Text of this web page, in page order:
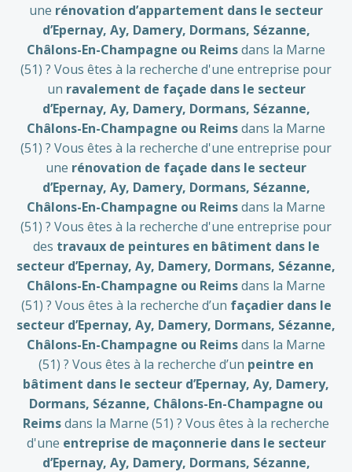
une rénovation d’appartement dans le secteur
d’Epernay, Ay, Damery, Dormans, Sézanne,
Châlons-En-Champagne ou Reimsdans la Marne
(51) ? Vous êtes à la recherche d'une entreprise pour
un ravalement de façade dans le secteur
d’Epernay, Ay, Damery, Dormans, Sézanne,
Châlons-En-Champagne ou Reimsdans la Marne
(51) ? Vous êtes à la recherche d'une entreprise pour
une rénovation de façade dans le secteur
d’Epernay, Ay, Damery, Dormans, Sézanne,
Châlons-En-Champagne ou Reimsdans la Marne
(51) ? Vous êtes à la recherche d'une entreprise pour
des travaux de peintures en bâtiment dans le
secteur d’Epernay, Ay, Damery, Dormans, Sézanne,
Châlons-En-Champagne ou Reimsdans la Marne
(51) ? Vous êtes à la recherche d’un façadier dans le
secteur d’Epernay, Ay, Damery, Dormans, Sézanne,
Châlons-En-Champagne ou Reimsdans la Marne
(51) ? Vous êtes à la recherche d’un peintre en
bâtiment dans le secteur d’Epernay, Ay, Damery,
Dormans, Sézanne, Châlons-En-Champagne ou
Reimsdans la Marne (51) ? Vous êtes à la recherche
d'une entreprise de maçonnerie dans le secteur
d’Epernay, Ay, Damery, Dormans, Sézanne,